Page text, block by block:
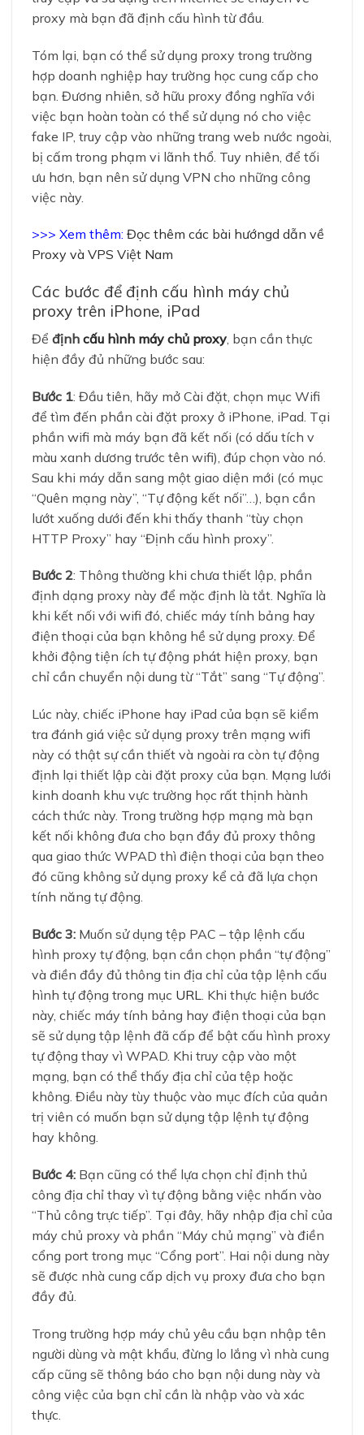
proxy mà bạn đã định cấu hình từ đầu.
Tóm lại, bạn có thể sử dụng proxy trong trường
hợp doanh nghiệp hay trường học cung cấp cho
bạn. Đương nhiên, sở hữu proxy đồng nghĩa với
việc bạn hoàn toàn có thể sử dụng nó cho việc
fake IP, truy cập vào những trang web nước ngoài,
bị cấm trong phạm vi lãnh thổ. Tuy nhiên, để tối
ưu hơn, bạn nên sử dụng VPN cho những công
việc này.
>>> Xem thêm: Đọc thêm các bài hướngd dẫn về
Proxy và VPS Việt Nam
Các bước để định cấu hình máy chủ
proxy trên iPhone, iPad
Để định cấu hình máy chủ proxy , bạn cần thực
hiện đầy đủ những bước sau:
Bước 1: Đầu tiên, hãy mở Cài đặt, chọn mục Wifi
để tìm đến phần cài đặt proxy ở iPhone, iPad. Tại
phần wifi mà máy bạn đã kết nối (có dấu tích v
màu xanh dương trước tên wifi), đúp chọn vào nó.
Sau khi máy dẫn sang một giao diện mới (có mục
“Quên mạng này”, “Tự động kết nối”…), bạn cần
lướt xuống dưới đến khi thấy thanh “tùy chọn
HTTP Proxy” hay “Định cấu hình proxy”.
Bước 2: Thông thường khi chưa thiết lập, phần
định dạng proxy này để mặc định là tắt. Nghĩa là
khi kết nối với wifi đó, chiếc máy tính bảng hay
điện thoại của bạn không hề sử dụng proxy. Để
khởi động tiện ích tự động phát hiện proxy, bạn
chỉ cần chuyển nội dung từ “Tắt” sang “Tự động”.
Lúc này, chiếc iPhone hay iPad của bạn sẽ kiểm
tra đánh giá việc sử dụng proxy trên mạng wifi
này có thật sự cần thiết và ngoài ra còn tự động
định lại thiết lập cài đặt proxy của bạn. Mạng lưới
kinh doanh khu vực trường học rất thịnh hành
cách thức này. Trong trường hợp mạng mà bạn
kết nối không đưa cho bạn đầy đủ proxy thông
qua giao thức WPAD thì điện thoại của bạn theo
đó cũng không sử dụng proxy kể cả đã lựa chọn
tính năng tự động.
Bước 3: Muốn sử dụng tệp PAC – tập lệnh cấu
hình proxy tự động, bạn cần chọn phần “tự động”
và điền đầy đủ thông tin địa chỉ của tập lệnh cấu
hình tự động trong mục URL
. Khi thực hiện bước
này, chiếc máy tính bảng hay điện thoại của bạn
sẽ sử dụng tập lệnh đã cấp để bật cấu hình proxy
tự động thay vì WPAD. Khi truy cập vào một
mạng, bạn có thể thấy địa chỉ của tệp hoặc
không. Điều này tùy thuộc vào mục đích của quản
trị viên có muốn bạn sử dụng tập lệnh tự động
hay không.
Bước 4: Bạn cũng có thể lựa chọn chỉ định thủ
công địa chỉ thay vì tự động bằng việc nhấn vào
“Thủ công trực tiếp”. Tại đây, hãy nhập địa chỉ của
máy chủ proxy và phần “Máy chủ mạng” và điền
cổng port trong mục “Cổng port”. Hai nội dung này
sẽ được nhà cung cấp dịch vụ proxy đưa cho bạn
đầy đủ.
Trong trường hợp máy chủ yêu cầu bạn nhập tên
người dùng và mật khẩu, đừng lo lắng vì nhà cung
cấp cũng sẽ thông báo cho bạn nội dung này và
công việc của bạn chỉ cần là nhập vào và xác
thực.